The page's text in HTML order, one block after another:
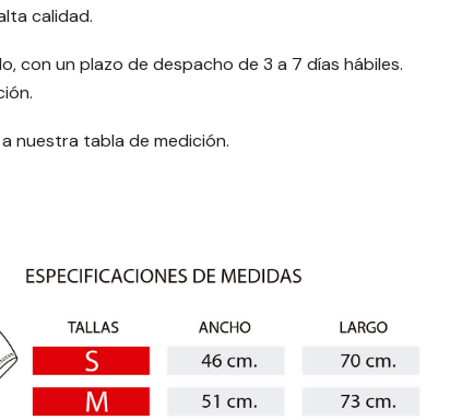
calidad.
con un plazo de despacho de 3 a 7 días hábiles.
nuestra tabla de medición.